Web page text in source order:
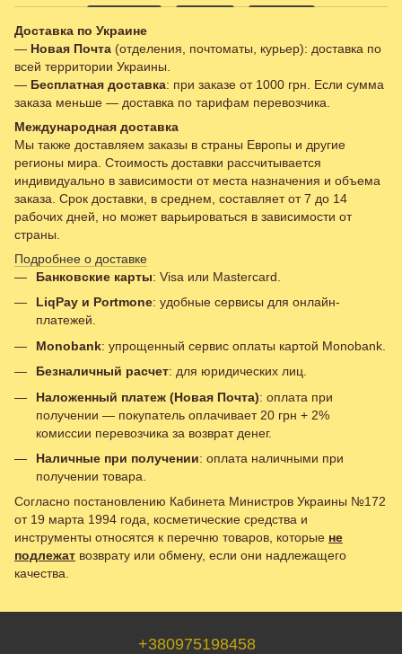
Доставка по Украине
— Новая Почта (отделения, почтоматы, курьер): доставка по
всей территории Украины.
— Бесплатная доставка: при заказе от 1000 грн. Если сумма
заказа меньше — доставка по тарифам перевозчика.
Международная доставка
Мы также доставляем заказы в страны Европы и другие
регионы мира. Стоимость доставки рассчитывается
индивидуально в зависимости от места назначения и объема
заказа. Срок доставки, в среднем, составляет от 7 до 14
рабочих дней, но может варьироваться в зависимости от
страны.
Подробнее о доставке
Банковские карты: Visa или Mastercard.
LiqPay и Portmone: удобные сервисы для онлайн-
платежей.
Monobank: упрощенный сервис оплаты картой Monobank.
Безналичный расчет: для юридических лиц.
Наложенный платеж (Новая Почта): оплата при
получении — покупатель оплачивает 20 грн + 2%
комиссии перевозчика за возврат денег.
Наличные при получении: оплата наличными при
получении товара.
Согласно постановлению Кабинета Министров Украины №172
от 19 марта 1994 года, косметические средства и
инструменты относятся к перечню товаров, которые не
подлежат возврату или обмену, если они надлежащего
качества.
+380975198458